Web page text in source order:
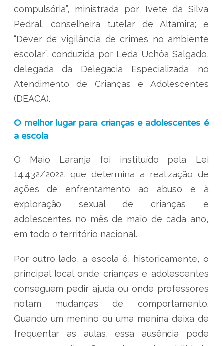
compulsória”, ministrada por Ivete da Silva
Pedral, conselheira tutelar de Altamira; e
“Dever de vigilância de crimes no ambiente
escolar”, conduzida por Leda Uchôa Salgado,
delegada da Delegacia Especializada no
Atendimento de Crianças e Adolescentes
(DEACA).
O melhor lugar para crianças e adolescentes é
a escola
O Maio Laranja foi instituído pela Lei
14.432/2022, que determina a realização de
ações de enfrentamento ao abuso e à
exploração sexual de crianças e
adolescentes no mês de maio de cada ano,
em todo o território nacional.
Por outro lado, a escola é, historicamente, o
principal local onde crianças e adolescentes
conseguem pedir ajuda ou onde professores
notam mudanças de comportamento.
Quando um menino ou uma menina deixa de
frequentar as aulas, essa ausência pode